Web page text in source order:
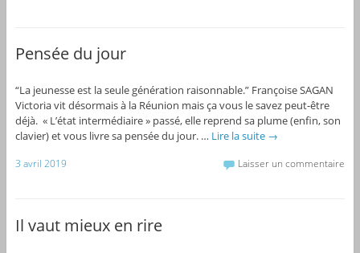
Pensée du jour
“La jeunesse est la seule génération raisonnable.” Françoise SAGAN
Victoria vit désormais à la Réunion mais ça vous le savez peut-être
déjà. « L’état intermédiaire » passé, elle reprend sa plume (enfin, son
clavier) et vous livre sa pensée du jour. … Lire la suite →
3 avril 2019 Laisser un commentaire
Il vaut mieux en rire